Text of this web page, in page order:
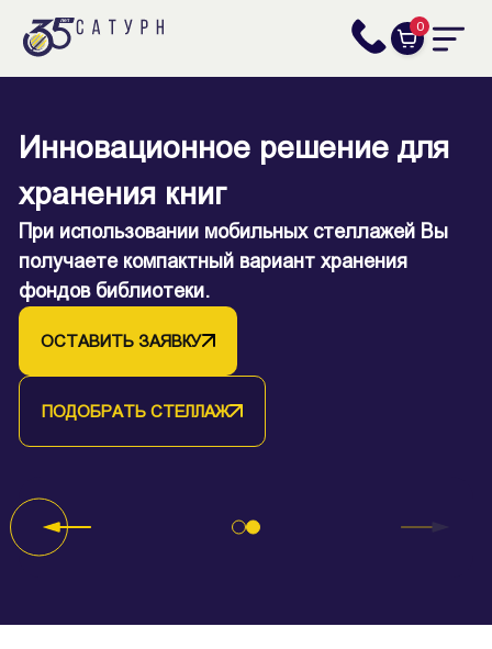
0
Каждая книга найдет своё
место на полке
Металлические библиотечные стеллажи
используются в хранилищах и читальных залах.
Обеспечивают легкий и быстрый доступ
к книгам или документам.
ПОДОБРАТЬ СТЕЛЛАЖ
Инновационное решение для
хранения книг
При использовании мобильных стеллажей Вы
получаете компактный вариант хранения
фондов библиотеки.
ОСТАВИТЬ ЗАЯВКУ
ПОДОБРАТЬ СТЕЛЛАЖ